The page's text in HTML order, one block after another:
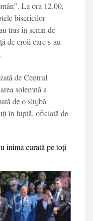
La ora 12.00,
bisericilor
tras în semn de
de eroii care s-au
de Centrul
solem­nă a
de o slujbă
în luptă, oficiată de
inima curată pe toți